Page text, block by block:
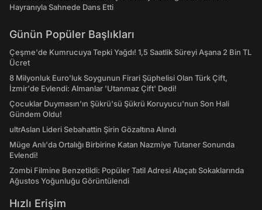
Hayranıyla Sahnede Dans Etti
Günün Popüler Başlıkları
Çeşme'de Kumrucuya Tepki Yağdı! 1,5 Saatlik Süreyi Aşana 2 Bin TL
Ücret
8 Milyonluk Euro'luk Soygunun Firari Şüphelisi Olan Türk Çift,
İzmir'de Evlendi: Almanlar 'Utanmaz Çift' Dedi!
Çocuklar Duymasın'ın Şükrü'sü Şükrü Koruyucu'nun Son Hali
Gündem Oldu!
ultrAslan Lideri Sebahattin Şirin Gözaltına Alındı
Müge Anlı'da Ortalığı Birbirine Katan Nazmiye Tutaner Sonunda
Evlendi!
Zombi Filmine Benzetildi: Popüler Tatil Adresi Alaçatı Sokaklarında
Ağustos Yoğunluğu Görüntülendi
Hızlı Erişim